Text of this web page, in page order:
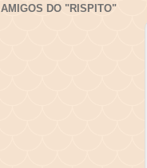
AMIGOS DO "RISPITO"